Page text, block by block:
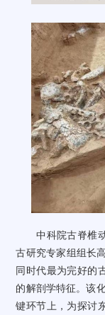
中科院古脊椎
古研究专家组组长
同时代最为完好的
的解剖学特征。该
键环节上，为探讨